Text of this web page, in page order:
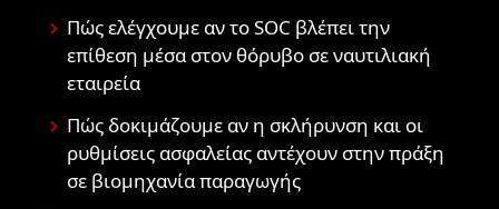
Πώς ελέγχουμε αν το SOC βλέπει την
επίθεση μέσα στον θόρυβο σε ναυτιλιακή
εταιρεία
Πώς δοκιμάζουμε αν η σκλήρυνση και οι
ρυθμίσεις ασφαλείας αντέχουν στην πράξη
σε βιομηχανία παραγωγής